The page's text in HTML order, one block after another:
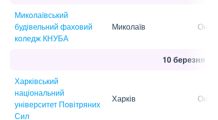
Миколаївський
будівельний фаховий
коледж КНУБА
Миколаїв
10 березня
Харківський
національний
університет Повітряних
Сил
Харків